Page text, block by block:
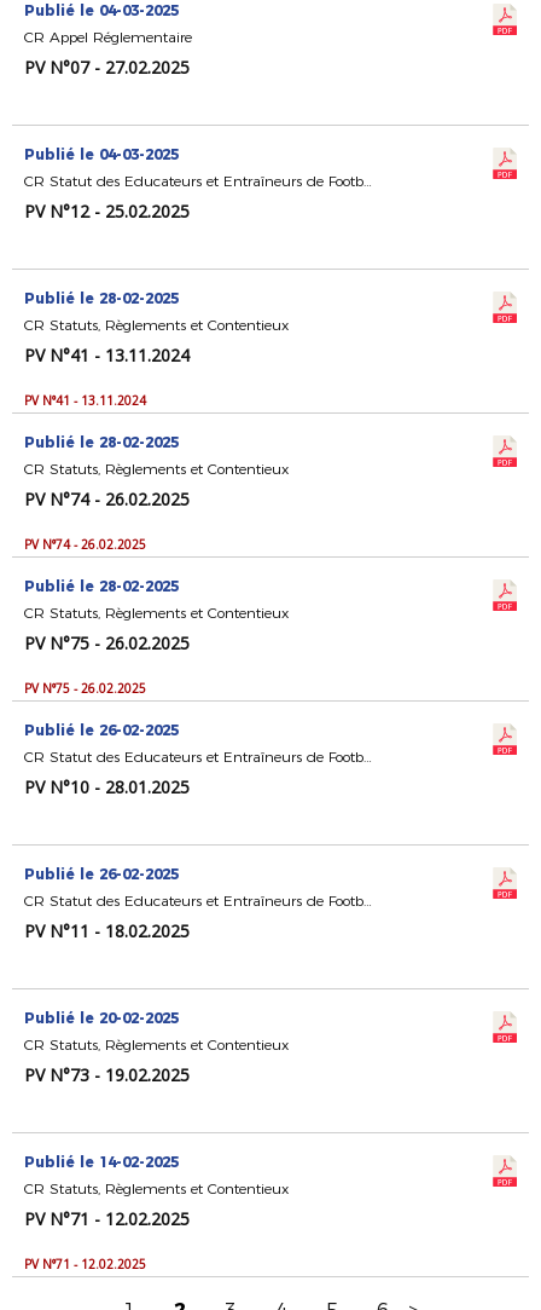
Publié le 04-03-2025
CR Appel Réglementaire
PV N°07 - 27.02.2025
Publié le 04-03-2025
CR Statut des Educateurs et Entraîneurs de Football
PV N°12 - 25.02.2025
Publié le 28-02-2025
CR Statuts, Règlements et Contentieux
PV N°41 - 13.11.2024
PV N°41 - 13.11.2024
Publié le 28-02-2025
CR Statuts, Règlements et Contentieux
PV N°74 - 26.02.2025
PV N°74 - 26.02.2025
Publié le 28-02-2025
CR Statuts, Règlements et Contentieux
PV N°75 - 26.02.2025
PV N°75 - 26.02.2025
Publié le 26-02-2025
CR Statut des Educateurs et Entraîneurs de Football
PV N°10 - 28.01.2025
Publié le 26-02-2025
CR Statut des Educateurs et Entraîneurs de Football
PV N°11 - 18.02.2025
Publié le 20-02-2025
CR Statuts, Règlements et Contentieux
PV N°73 - 19.02.2025
Publié le 14-02-2025
CR Statuts, Règlements et Contentieux
PV N°71 - 12.02.2025
PV N°71 - 12.02.2025